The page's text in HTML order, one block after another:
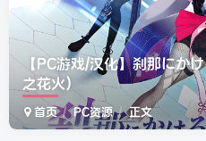
【PC游戏/汉化】刹那にか
之花火）
首页 PC资源 正文